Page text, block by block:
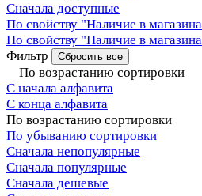
Сначала доступные
По свойству "Наличие в
По свойству "Наличие в
Фильтр
Сбросить все
По возрастанию сортировки
С начала алфавита
С конца алфавита
По возрастанию сортировки
По убыванию сортировки
Сначала непопулярные
Сначала популярные
Сначала дешевые